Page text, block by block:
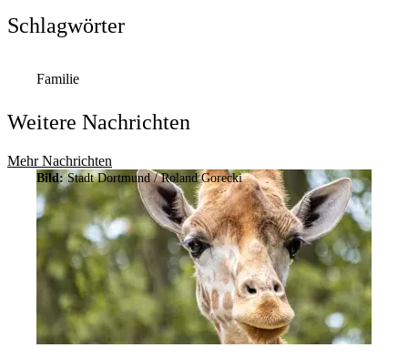
Schlagwörter
Familie
Weitere Nachrichten
Mehr Nachrichten
Bild:Stadt Dortmund / Roland Gorecki